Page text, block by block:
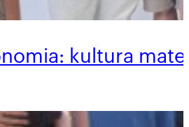
kultura